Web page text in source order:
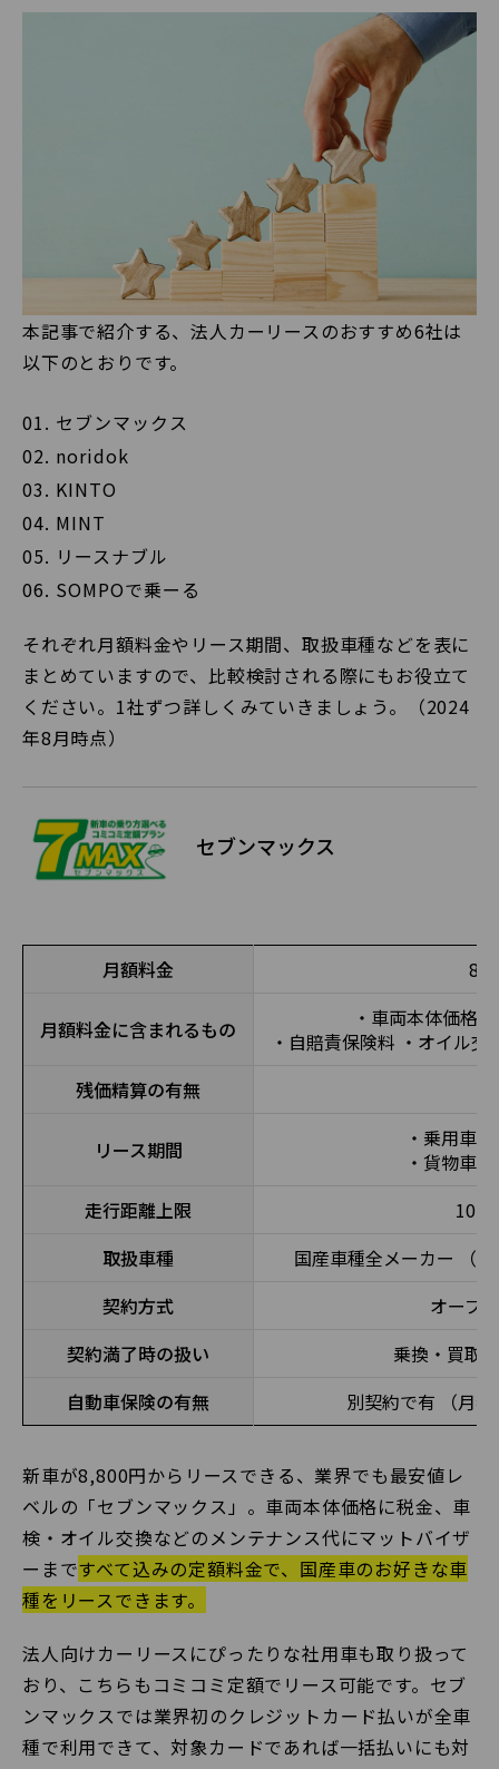
本記事で紹介する、法人カーリースのおすすめ6社は
以下のとおりです。
セブンマックス
noridok
KINTO
MINT
リースナブル
SOMPOで乗ーる
それぞれ月額料金やリース期間、取扱車種などを表に
まとめていますので、比較検討される際にもお役立て
ください。1社ずつ詳しくみていきましょう。（2024
年8月時点）
セブンマックス
月額料金
月額料金に含まれるもの
・車両本体価格
・自賠責保険料 ・オイル
残価精算の有無
リース期間
・乗用車
・貨物車
走行距離上限
取扱車種
国産車種全メーカー （
契約方式
オープ
契約満了時の扱い
乗換・買取
自動車保険の有無
別契約で有 （月
新車が8,800円からリースできる、業界でも最安値レ
ベルの「セブンマックス」。車両本体価格に税金、車
検・オイル交換などのメンテナンス代にマットバイザ
ーまですべて込みの定額料金で、国産車のお好きな車
種をリースできます。
法人向けカーリースにぴったりな社用車も取り扱って
おり、こちらもコミコミ定額でリース可能です。セブ
ンマックスでは業界初のクレジットカード払いが全車
種で利用できて、対象カードであれば一括払いにも対